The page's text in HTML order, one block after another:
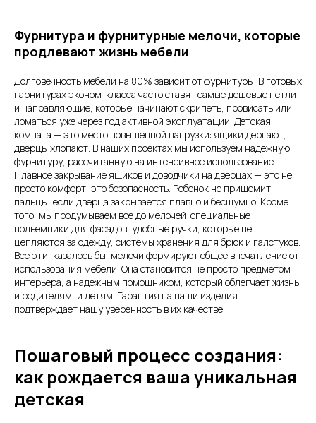
Фурнитура и фурнитурные мелочи, которые
продлевают жизнь мебели
Долговечность мебели на 80% зависит от фурнитуры. В готовых
гарнитурах эконом-класса часто ставят самые дешевые петли
и направляющие, которые начинают скрипеть, провисать или
ломаться уже через год активной эксплуатации. Детская
комната — это место повышенной нагрузки: ящики дергают,
дверцы хлопают. В наших проектах мы используем надежную
фурнитуру, рассчитанную на интенсивное использование.
Плавное закрывание ящиков и доводчики на дверцах — это не
просто комфорт, это безопасность. Ребенок не прищемит
пальцы, если дверца закрывается плавно и бесшумно. Кроме
того, мы продумываем все до мелочей: специальные
подъемники для фасадов, удобные ручки, которые не
цепляются за одежду, системы хранения для брюк и галстуков.
Все эти, казалось бы, мелочи формируют общее впечатление от
использования мебели. Она становится не просто предметом
интерьера, а надежным помощником, который облегчает жизнь
и родителям, и детям. Гарантия на наши изделия
подтверждает нашу уверенность в их качестве.
Пошаговый процесс создания:
как рождается ваша уникальная
детская